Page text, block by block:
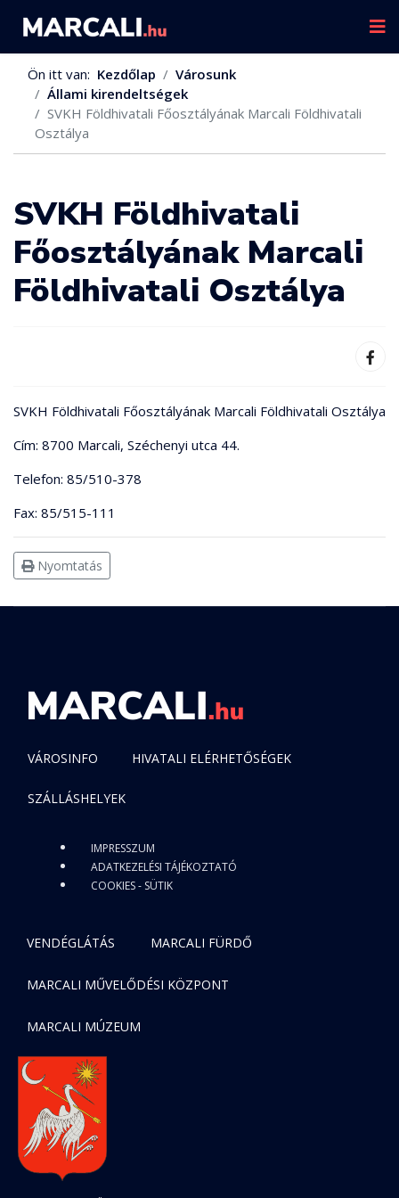
Ön itt van: Kezdőlap
Városunk
Állami kirendeltségek
SVKH Földhivatali Főosztályának Marcali Földhivatali
Osztálya
SVKH Földhivatali
Főosztályának Marcali
Földhivatali Osztálya
SVKH Földhivatali Főosztályának Marcali Földhivatali Osztálya
Cím: 8700 Marcali, Széchenyi utca 44.
Telefon: 85/510-378
Fax: 85/515-111
Nyomtatás
VÁROSINFO HIVATALI ELÉRHETŐSÉGEK
SZÁLLÁSHELYEK
IMPRESSZUM
ADATKEZELÉSI TÁJÉKOZTATÓ
COOKIES - SÜTIK
VENDÉGLÁTÁS MARCALI FÜRDŐ
MARCALI MŰVELŐDÉSI KÖZPONT
MARCALI MÚZEUM